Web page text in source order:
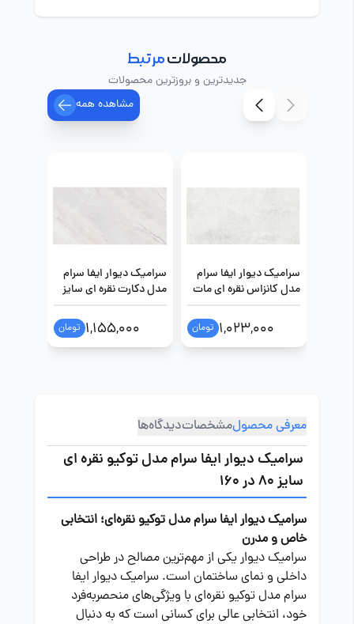
محصولاتمرتبط
جدیدترین و بروزترین محصولات
مشاهده همه
سرامیک دیوار ایفا سرام
مدل کانزاس نقره ای مات
سایز 80 در 160
1,023,000 تومان
سرامیک دیوار ایفا سرام
مدل دکارت نقره ای سایز
80 در 160
1,155,000 تومان
معرفی محصولمشخصاتدیدگاه‌ها
سرامیک دیوار ایفا سرام مدل توکیو نقره ای
سایز 80 در 160
سرامیک دیوار ایفا سرام مدل توکیو نقره‌ای؛ انتخابی
خاص و مدرن
سرامیک دیوار یکی از مهم‌ترین مصالح در طراحی
داخلی و نمای ساختمان است. سرامیک دیوار ایفا
سرام مدل توکیو نقره‌ای با ویژگی‌های منحصربه‌فرد
خود، انتخابی عالی برای کسانی است که به دنبال